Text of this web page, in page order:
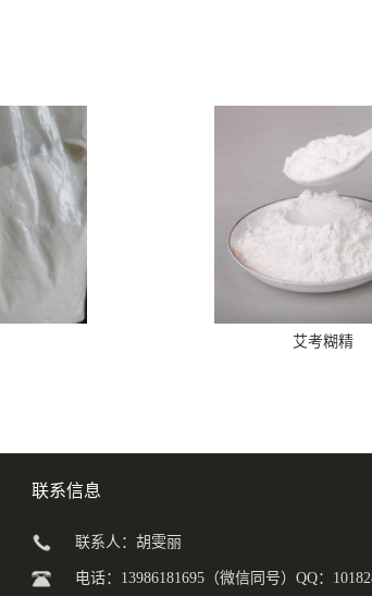
艾考糊精
联系信息
联系人：胡雯丽
电话：13986181695（微信同号）QQ：